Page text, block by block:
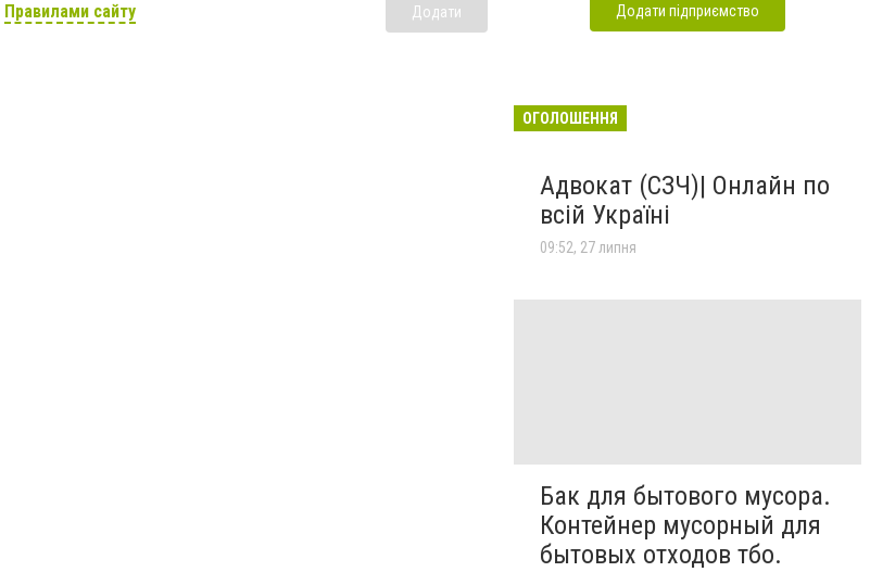
Правилами сайту Додати Додати підприємство
ОГОЛОШЕННЯ
Адвокат (СЗЧ)| Онлайн по
всій Україні
09:52, 27 липня
Бак для бытового мусора.
Контейнер мусорный для
бытовых отходов тбо.